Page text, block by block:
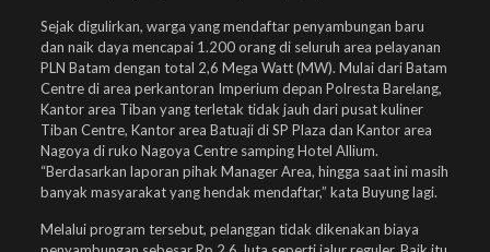
Sejak digulirkan, warga yang mendaftar penyambungan baru
dan naik daya mencapai 1.200 orang di seluruh area pelayanan
PLN Batam dengan total 2,6 Mega Watt (MW). Mulai dari Batam
Centre di area perkantoran Imperium depan Polresta Barelang,
Kantor area Tiban yang terletak tidak jauh dari pusat kuliner
Tiban Centre, Kantor area Batuaji di SP Plaza dan Kantor area
Nagoya di ruko Nagoya Centre samping Hotel Allium.
“Berdasarkan laporan pihak Manager Area, hingga saat ini masih
banyak masyarakat yang hendak mendaftar,” kata Buyung lagi.
Melalui program tersebut, pelanggan tidak dikenakan biaya